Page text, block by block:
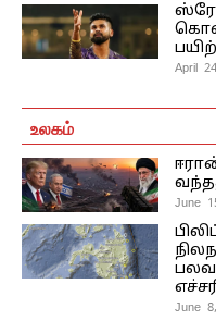
April
உலகம்
June
June